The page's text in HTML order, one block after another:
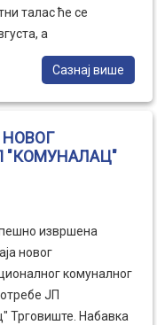
талас ће се
а
до 8. августа, када се
температуре
Сазнај више
"КОМУНАЛАЦ"
извршена
новог
комуналног
ЈП
Трговиште. Набавка